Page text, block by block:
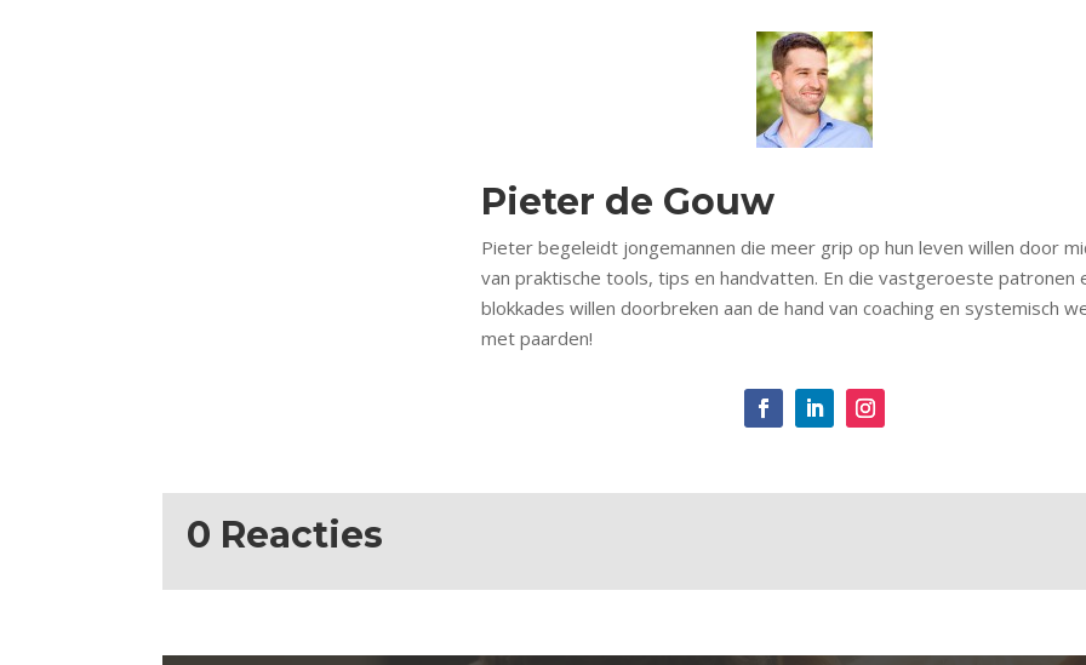
Pieter de Gouw
Pieter begeleidt jongemannen die meer grip op hun leven willen door
van praktische tools, tips en handvatten. En die vastgeroeste patronen
blokkades willen doorbreken aan de hand van coaching en systemisch
met paarden!
0 Reacties